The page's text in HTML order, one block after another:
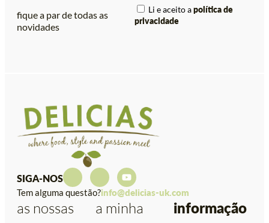
fique a par de todas as
novidades
Li e aceito apolítica de
privacidade
SIGA-NOS
Tem alguma questão?info@delicias-uk.com
as nossas a minha informação